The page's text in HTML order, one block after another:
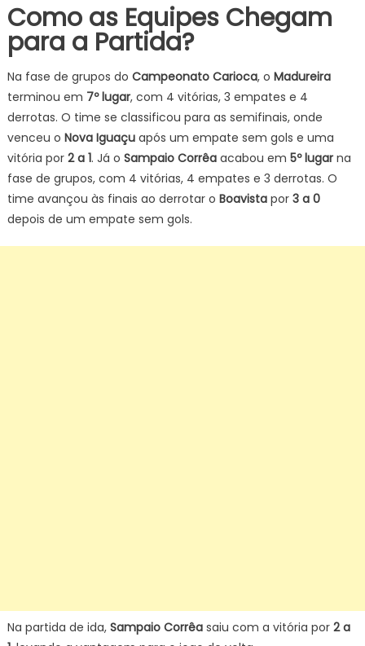
Como as Equipes Chegam
para a Partida?
Na fase de grupos do Campeonato Carioca, o Madureira
terminou em 7º lugar, com 4 vitórias, 3 empates e 4
derrotas. O time se classificou para as semifinais, onde
venceu o Nova Iguaçuapós um empate sem gols e uma
vitória por 2 a 1. Já o Sampaio Corrêaacabou em 5º lugarna
fase de grupos, com 4 vitórias, 4 empates e 3 derrotas. O
time avançou às finais ao derrotar o Boavistapor 3 a 0
depois de um empate sem gols.
Na partida de ida, Sampaio Corrêasaiu com a vitória por 2 a